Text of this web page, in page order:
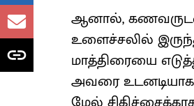
ஆனால், கணவருடன்
உளைச்சலில்
மாத்திரையை
அவரை உடனடியாக